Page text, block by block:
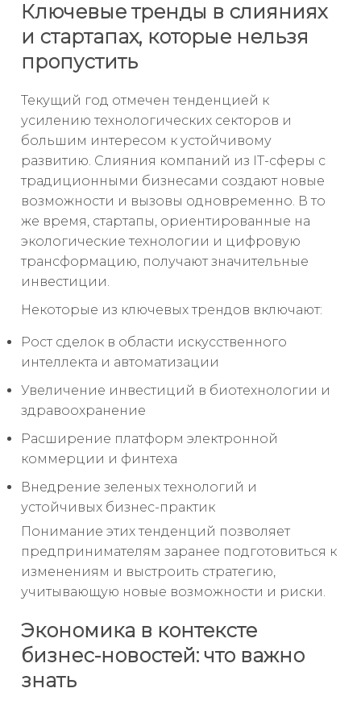
Ключевые тренды в слияниях
и стартапах, которые нельзя
пропустить
Текущий год отмечен тенденцией к
усилению технологических секторов и
большим интересом к устойчивому
развитию. Слияния компаний из IT-сферы с
традиционными бизнесами создают новые
возможности и вызовы одновременно. В то
же время, стартапы, ориентированные на
экологические технологии и цифровую
трансформацию, получают значительные
инвестиции.
Некоторые из ключевых трендов включают:
Рост сделок в области искусственного
интеллекта и автоматизации
Увеличение инвестиций в биотехнологии и
здравоохранение
Расширение платформ электронной
коммерции и финтеха
Внедрение зеленых технологий и
устойчивых бизнес-практик
Понимание этих тенденций позволяет
предпринимателям заранее подготовиться к
изменениям и выстроить стратегию,
учитывающую новые возможности и риски.
Экономика в контексте
бизнес-новостей: что важно
знать